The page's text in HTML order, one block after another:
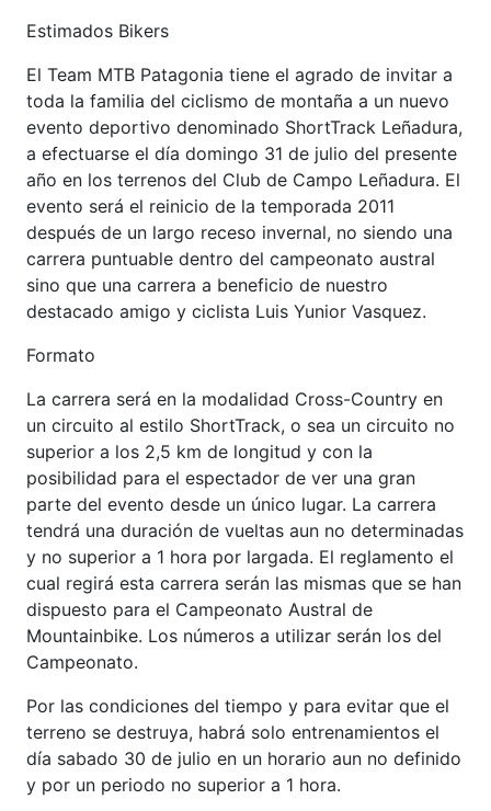
Estimados Bikers
El Team MTB Patagonia tiene el agrado de invitar a
toda la familia del ciclismo de montaña a un nuevo
evento deportivo denominado ShortTrack Leñadura,
a efectuarse el día domingo 31 de julio del presente
año en los terrenos del Club de Campo Leñadura. El
evento será el reinicio de la temporada 2011
después de un largo receso invernal, no siendo una
carrera puntuable dentro del campeonato austral
sino que una carrera a beneficio de nuestro
destacado amigo y ciclista Luis Yunior Vasquez.
Formato
La carrera será en la modalidad Cross-Country en
un circuito al estilo ShortTrack, o sea un circuito no
superior a los 2,5 km de longitud y con la
posibilidad para el espectador de ver una gran
parte del evento desde un único lugar. La carrera
tendrá una duración de vueltas aun no determinadas
y no superior a 1 hora por largada. El reglamento el
cual regirá esta carrera serán las mismas que se han
dispuesto para el Campeonato Austral de
Mountainbike. Los números a utilizar serán los del
Campeonato.
Por las condiciones del tiempo y para evitar que el
terreno se destruya, habrá solo entrenamientos el
día sabado 30 de julio en un horario aun no definido
y por un periodo no superior a 1 hora.